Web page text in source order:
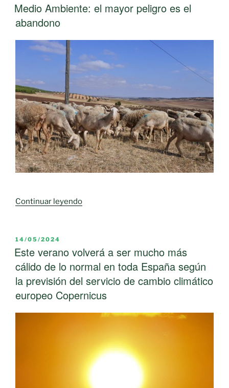
placas
el
la
instalación
de
solares
en
tierras
de
cultivo
pone
en
subsistencia
EL
Medio Ambiente: el mayor peligro es el
abandono
Continuar leyendo«Medio
peligro
es
abandono»
PUBLICADO
EL
14/05/2024
Este verano volverá a ser mucho más
cálido de lo normal en toda España según
la previsión del servicio de cambio climático
europeo Copernicus